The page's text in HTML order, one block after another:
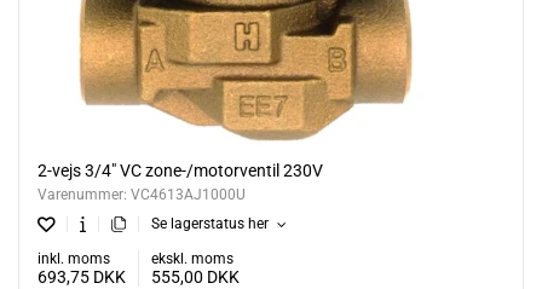
2-vejs 3/4" VC zone-/motorventil 230V
Varenummer: VC4613AJ1000U
Se lagerstatus her
inkl. moms
693,75 DKK
ekskl. moms
555,00 DKK